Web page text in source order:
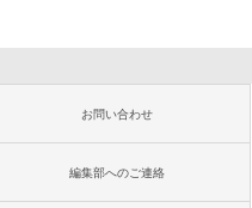
お問い合わせ
編集部へのご連絡